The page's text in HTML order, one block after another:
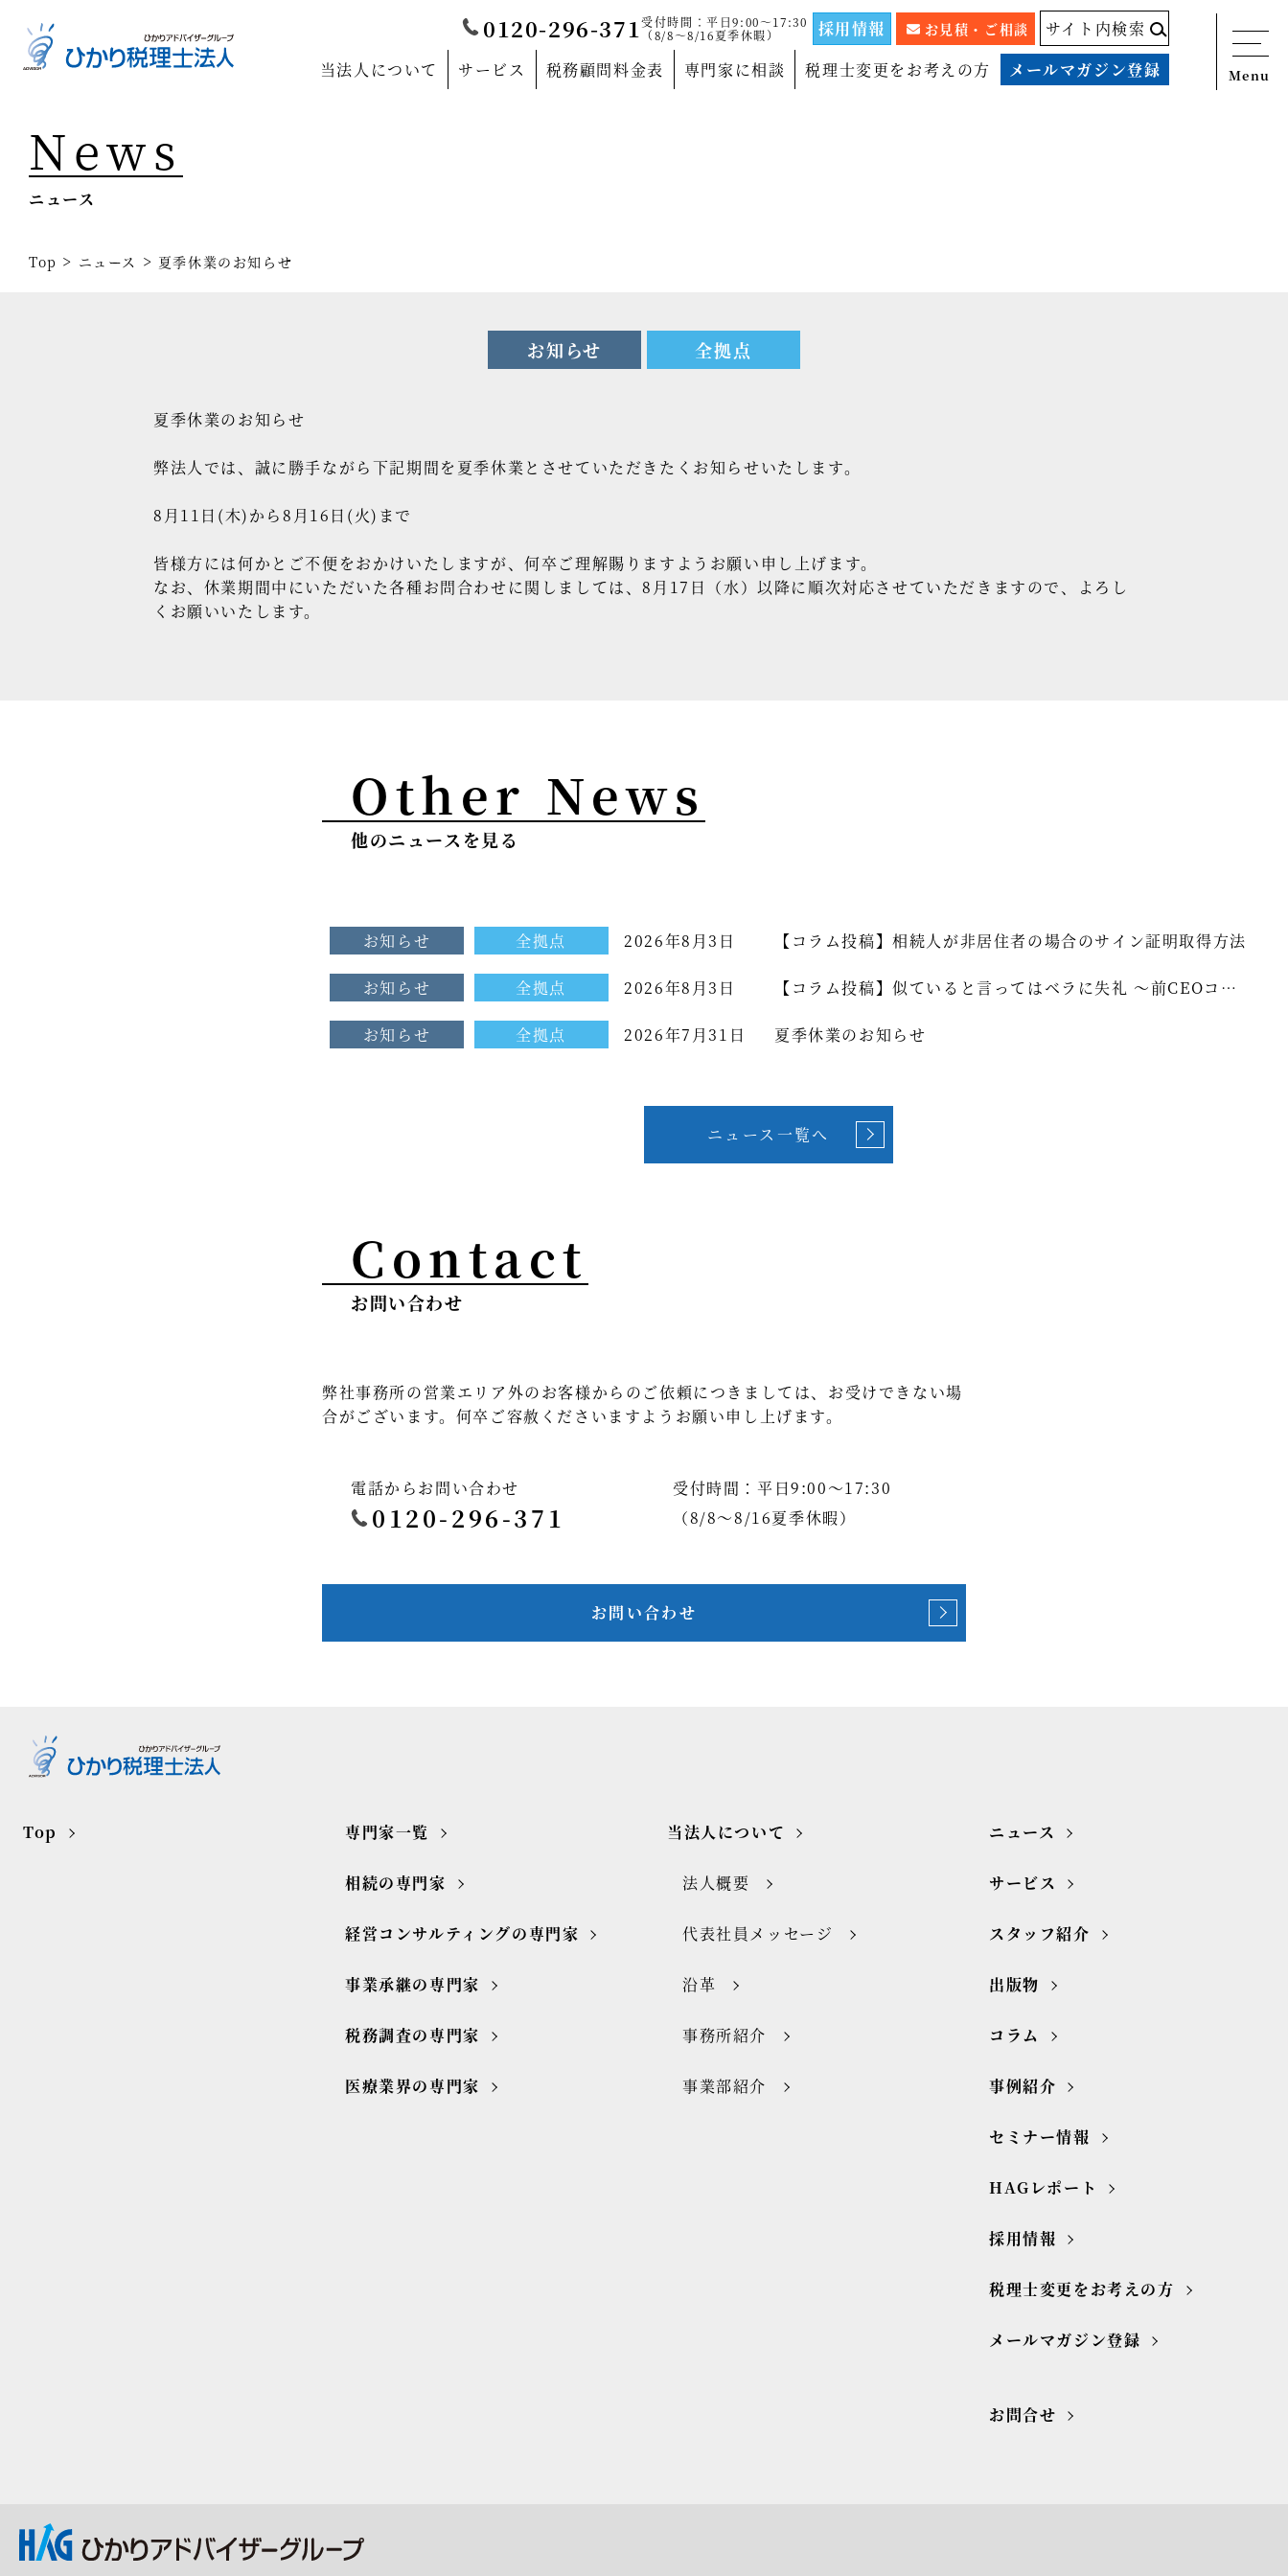
0120-296-371受付時間：平日9:00～17:30
（8/8～8/16夏季休暇）
採用情報 お見積・ご相談
サイト内検索
当法人について
サービス 税務顧問料金表 専門家に相談 税理士変更をお考えの方 メールマガジン登録 Menu
Top
税務調査の専門家
医療業界の専門家
事務所紹介
事業部紹介
News
ニュース
Top > ニュース > 夏季休業のお知らせ
お知らせ 全拠点
夏季休業のお知らせ
弊法人では、誠に勝手ながら下記期間を夏季休業とさせていただきたくお知らせいたします。
8月11日(木)から8月16日(火)まで
皆様方には何かとご不便をおかけいたしますが、何卒ご理解賜りますようお願い申し上げます。
なお、休業期間中にいただいた各種お問合わせに関しましては、8月17日（水）以降に順次対応させていただきますので、よろし
くお願いいたします。
Other News
他のニュースを見る
お知らせ 全拠点 2026年8月3日 【コラム投稿】相続人が非居住者の場合のサイン証明取得方法
お知らせ 全拠点 2026年8月3日
【コラム投稿】似ていると言ってはベラに失礼 ～前CEOコラ
お知らせ
全拠点 2026年7月31日 夏季休業のお知らせ
ニュース一覧へ
Contact
お問い合わせ
弊社事務所の営業エリア外のお客様からのご依頼につきましては、お受けできない場
合がございます。何卒ご容赦くださいますようお願い申し上げます。
電話からお問い合わせ
0120-296-371
受付時間：平日9:00～17:30
（8/8～8/16夏季休暇）
お問い合わせ
Top 専門家一覧
相続の専門家
経営コンサルティングの専門家
事業承継の専門家
税務調査の専門家
医療業界の専門家
当法人について
法人概要
代表社員メッセージ
沿革
事務所紹介
事業部紹介
ニュース
サービス
スタッフ紹介
出版物
コラム
事例紹介
セミナー情報
HAGレポート
採用情報
税理士変更をお考えの方
メールマガジン登録
お問合せ